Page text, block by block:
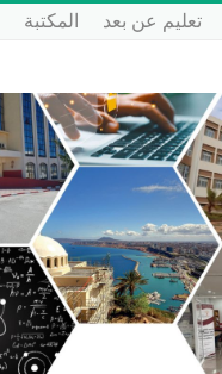
تعليم عن بعد المكتبة